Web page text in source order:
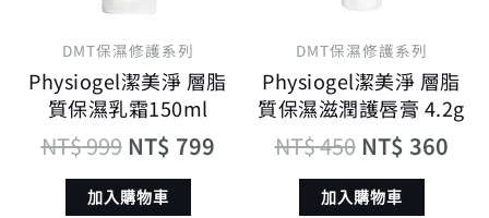
DMT保濕修護系列
Physiogel潔美淨 層脂
質保濕乳霜150ml
NT$999 NT$ 799
加入購物車
DMT保濕修護系列
Physiogel潔美淨 層脂
質保濕滋潤護唇膏 4.2g
NT$450 NT$ 360
加入購物車